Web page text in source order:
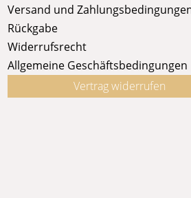
Versand und
Rückgabe
Widerrufsrecht
Allgemeine Geschäftsbedingungen
Vertrag widerrufen